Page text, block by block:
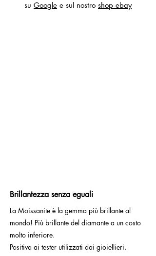
su Google e sul nostro shop ebay
Brillantezza senza eguali
La Moissanite è la gemma più brillante al
mondo! Più brillante del diamante a un costo
molto inferiore.
Positiva ai tester utilizzati dai gioiellieri.